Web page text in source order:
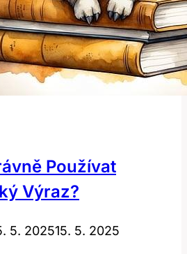
Používat
Výraz?
5. 202515. 5. 2025